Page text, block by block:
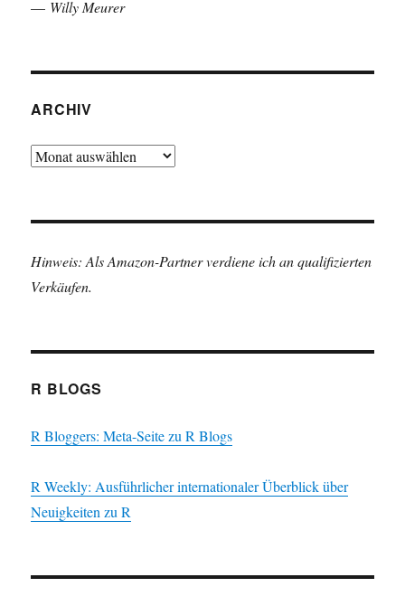
— Willy Meurer
ARCHIV
Archiv
Hinweis: Als Amazon-Partner verdiene ich an qualifizierten
Verkäufen.
R BLOGS
R Bloggers: Meta-Seite zu R Blogs
R Weekly: Ausführlicher internationaler Überblick über
Neuigkeiten zu R